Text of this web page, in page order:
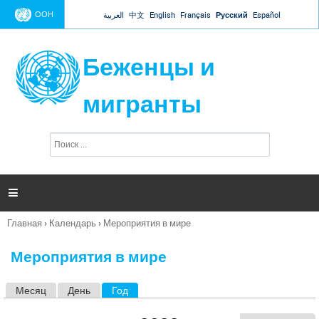
Jump to navigation
ООН العربية 中文 English Français Русский Español
Беженцы и
мигранты
п
и

Вы
Главная › Календарь › Мероприятия в мире
Мероприятия в мире
Месяц День Год